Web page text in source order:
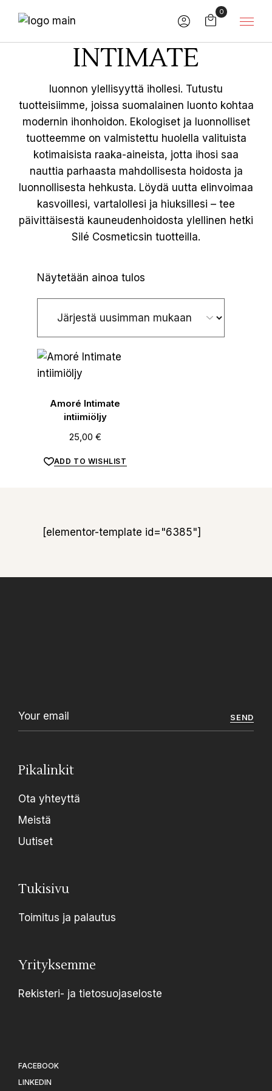
0
INTIMATE
luonnon ylellisyyttä ihollesi. Tutustu
tuotteisiimme, joissa suomalainen luonto kohtaa
modernin ihonhoidon. Ekologiset ja luonnolliset
tuotteemme on valmistettu huolella valituista
kotimaisista raaka-aineista, jotta ihosi saa
nauttia parhaasta mahdollisesta hoidosta ja
luonnollisesta hehkusta. Löydä uutta elinvoimaa
kasvoillesi, vartalollesi ja hiuksillesi – tee
päivittäisestä kauneudenhoidosta ylellinen hetki
Silé Cosmeticsin tuotteilla.
Näytetään ainoa tulos
Amoré Intimate
intiimiöljy
25,00 €
ADD TO WISHLIST
[elementor-template id="6385"]
SEND
Pikalinkit
Ota yhteyttä
Meistä
Uutiset
Tukisivu
Toimitus ja palautus
Yrityksemme
Rekisteri- ja tietosuojaseloste
FACEBOOK
LINKEDIN